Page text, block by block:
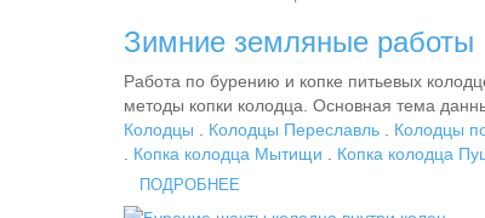
Зимние земляные работы
Работа по бурению и копке питьевых
методы копки колодца. Основная тема
Колодцы
Колодцы Переславль Колодцы
Копка колодца Мытищи Копка колодца
ПОДРОБНЕЕ